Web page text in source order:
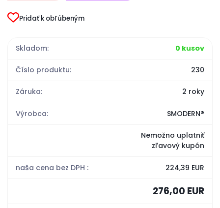
Pridať k obľúbeným
Skladom: 0 kusov
Číslo produktu: 230
Záruka: 2 roky
Výrobca: SMODERN®
Nemožno uplatniť
zľavový kupón
naša cena bez DPH : 224,39 EUR
276,00 EUR